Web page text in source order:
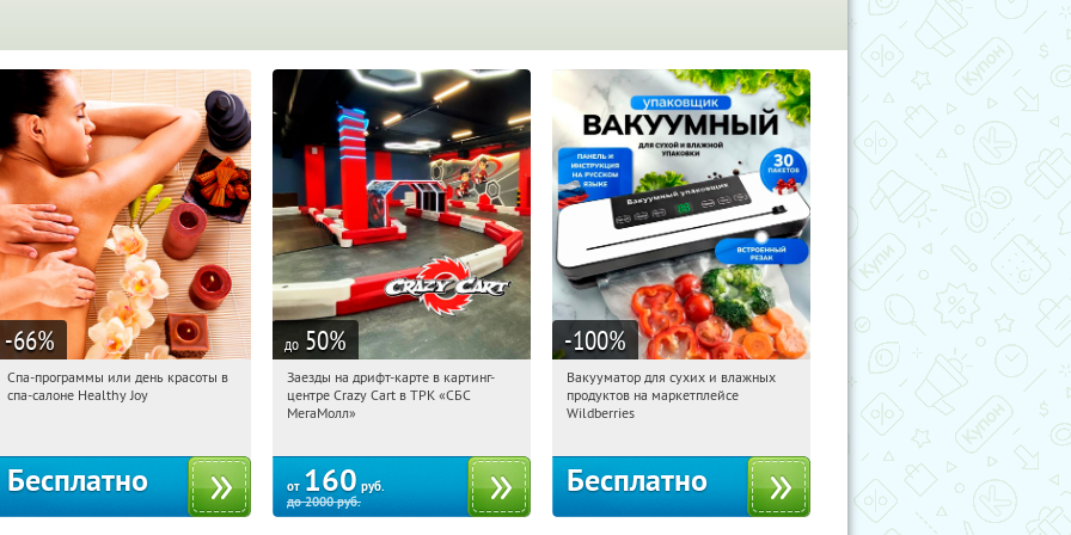
-66%
19:46:55 Получили: 25
Спа-программы или день красоты в
спа-салоне Healthy Joy
Бесплатно
до 50%
19:46:55 Купили:
г. Краснодар, ул. Уральская, д. 79/1,
Заезды на дрифт-карте в картинг-
центре Crazy Cart в ТРК «СБС
МегаМолл»
от 160 руб.
до2000руб.
-100%
19:46:55 Получили:180
Россия
Вакууматор для сухих и влажных
продуктов на маркетплейсе
Wildberries
Бесплатно